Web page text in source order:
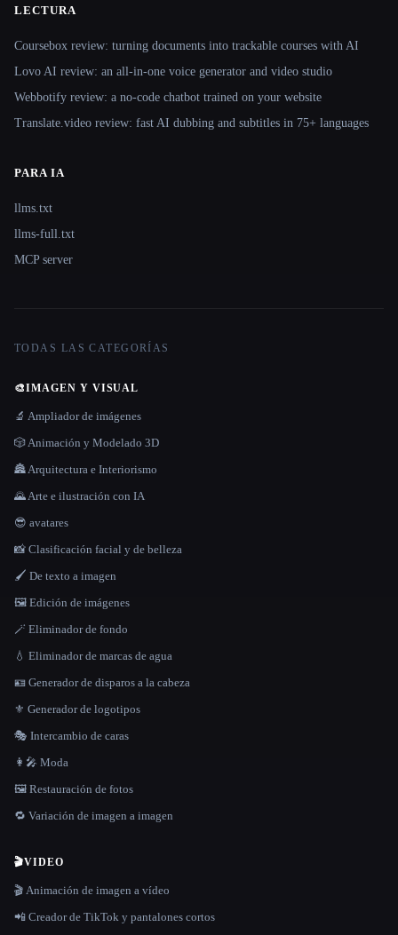
LECTURA
Coursebox review: turning documents into trackable courses with AI
Lovo AI review: an all-in-one voice generator and video studio
Webbotify review: a no-code chatbot trained on your website
Translate.video review: fast AI dubbing and subtitles in 75+ languages
PARA IA
llms.txt
llms-full.txt
MCP server
TODAS LAS CATEGORÍAS
🎨IMAGEN Y VISUAL
🔬 Ampliador de imágenes
🎲 Animación y Modelado 3D
🏯 Arquitectura e Interiorismo
🌄 Arte e ilustración con IA
😎 avatares
📸 Clasificación facial y de belleza
🖌️ De texto a imagen
🖼️ Edición de imágenes
🪄 Eliminador de fondo
💧 Eliminador de marcas de agua
🪪 Generador de disparos a la cabeza
⚜️ Generador de logotipos
🎭 Intercambio de caras
👩‍🎤 Moda
🖼️ Restauración de fotos
🔁 Variación de imagen a imagen
🎬VIDEO
🎬 Animación de imagen a vídeo
📲 Creador de TikTok y pantalones cortos